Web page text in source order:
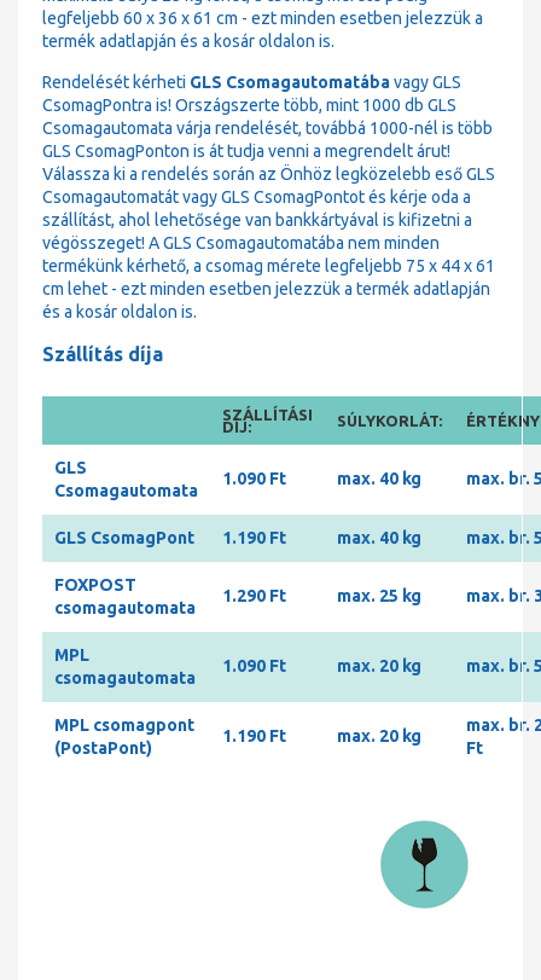
legfeljebb 60 x 36 x 61 cm - ezt minden esetben jelezzük a
termék adatlapján és a kosár oldalon is.
Rendelését kérheti GLS Csomagautomatábavagy GLS
CsomagPontra is! Országszerte több, mint 1000 db GLS
Csomagautomata várja rendelését, továbbá 1000-nél is több
GLS CsomagPonton is át tudja venni a megrendelt árut!
Válassza ki a rendelés során az Önhöz legközelebb eső GLS
Csomagautomatát vagy GLS CsomagPontot és kérje oda a
szállítást, ahol lehetősége van bankkártyával is kifizetni a
végösszeget! A GLS Csomagautomatába nem minden
termékünk kérhető, a csomag mérete legfeljebb 75 x 44 x 61
cm lehet - ezt minden esetben jelezzük a termék adatlapján
és a kosár oldalon is.
Szállítás díja
SZÁLLÍTÁSI
DÍJ: SÚLYKORLÁT:
GLS
Csomagautomata
1.090 Ft max. 40 kg max. br.
GLS CsomagPont 1.190 Ft max. 40 kg max. br.
FOXPOST
csomagautomata
1.290 Ft max. 25 kg max. br.
MPL
csomagautomata
1.090 Ft max. 20 kg max. br.
MPL csomagpont
(PostaPont)
1.190 Ft max. 20 kg
max. br.
Ft